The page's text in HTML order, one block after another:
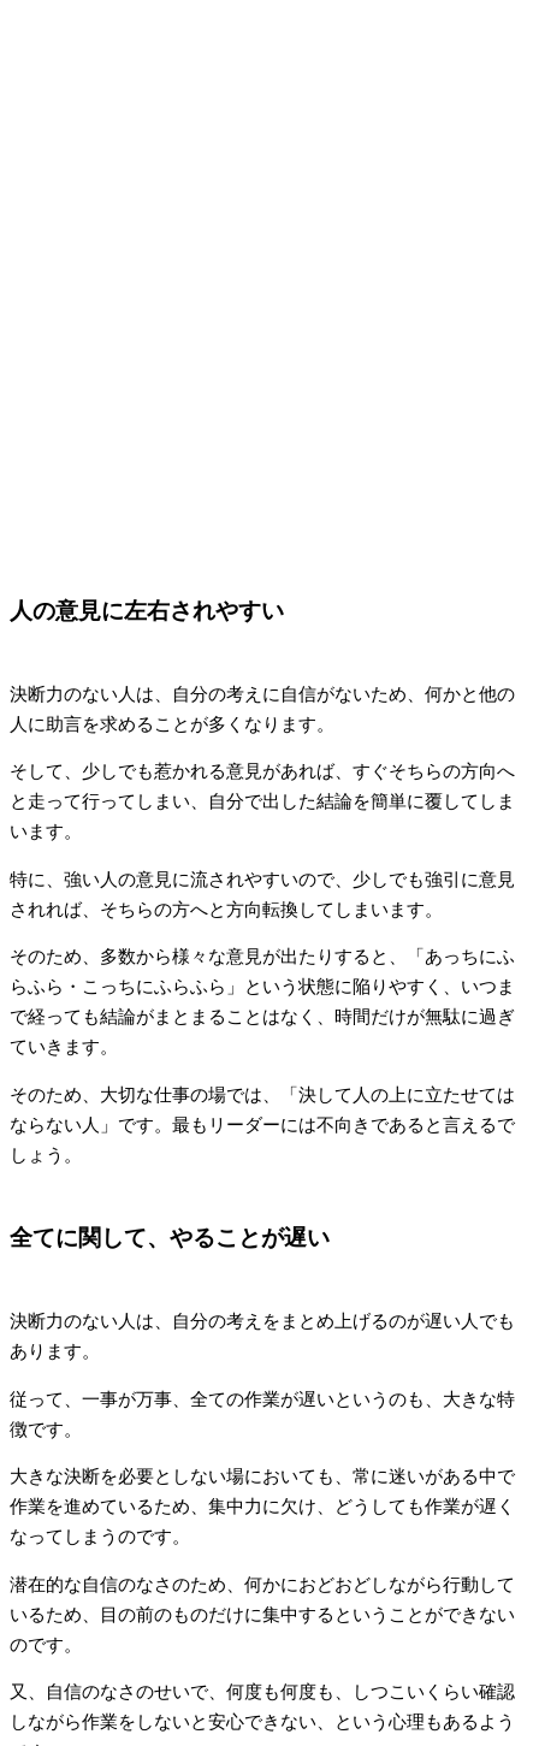
人の意見に左右されやすい
決断力のない人は、自分の考えに自信がないため、何かと他の
人に助言を求めることが多くなります。
そして、少しでも惹かれる意見があれば、すぐそちらの方向へ
と走って行ってしまい、自分で出した結論を簡単に覆してしま
います。
特に、強い人の意見に流されやすいので、少しでも強引に意見
されれば、そちらの方へと方向転換してしまいます。
そのため、多数から様々な意見が出たりすると、「あっちにふ
らふら・こっちにふらふら」という状態に陥りやすく、いつま
で経っても結論がまとまることはなく、時間だけが無駄に過ぎ
ていきます。
そのため、大切な仕事の場では、「決して人の上に立たせては
ならない人」です。最もリーダーには不向きであると言えるで
しょう。
全てに関して、やることが遅い
決断力のない人は、自分の考えをまとめ上げるのが遅い人でも
あります。
従って、一事が万事、全ての作業が遅いというのも、大きな特
徴です。
大きな決断を必要としない場においても、常に迷いがある中で
作業を進めているため、集中力に欠け、どうしても作業が遅く
なってしまうのです。
潜在的な自信のなさのため、何かにおどおどしながら行動して
いるため、目の前のものだけに集中するということができない
のです。
又、自信のなさのせいで、何度も何度も、しつこいくらい確認
しながら作業をしないと安心できない、という心理もあるよう